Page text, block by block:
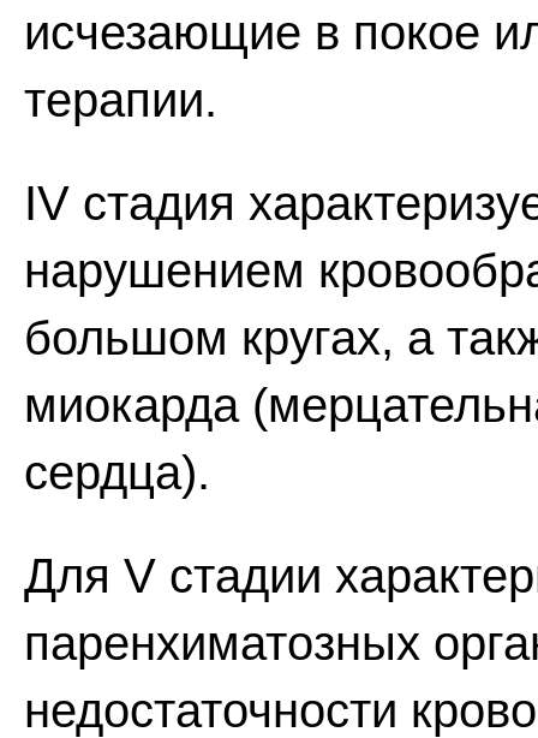
исчезающие в покое
терапии.
IV стадия
нарушением
большом кругах, а
миокарда
сердца).
Для V стадии
паренхиматозных
недостаточности